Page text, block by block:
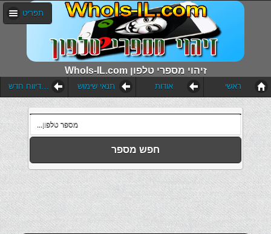
WhoIs-IL.com זיהוי מספרי טלפון
תפריט
הוסף דיווח חדש תנאי שימוש אודות ראשי
חפש מספר